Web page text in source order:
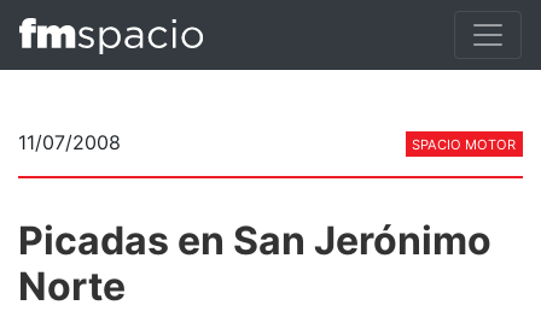
11/07/2008 SPACIO MOTOR
Picadas en San Jerónimo
Norte